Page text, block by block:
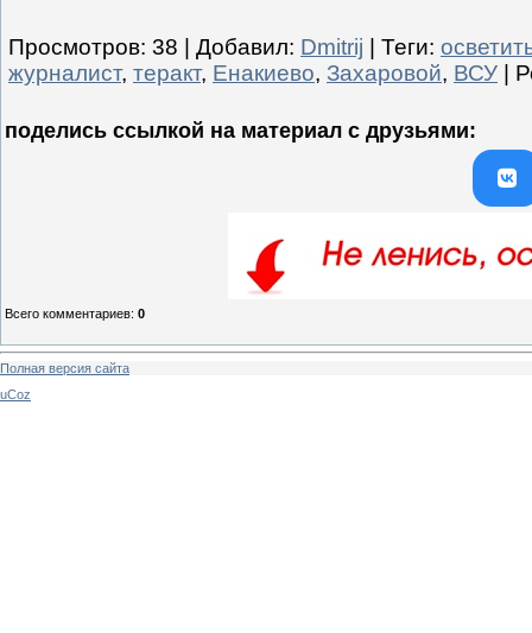
Просмотров: 38 Добавил: Dmitrij Теги:
журналист, теракт, Енакиево, Захаровой, ВСУ
поделись ссылкой на материал c друзьями:
Всего комментариев: 0
Полная версия сайта
uCoz